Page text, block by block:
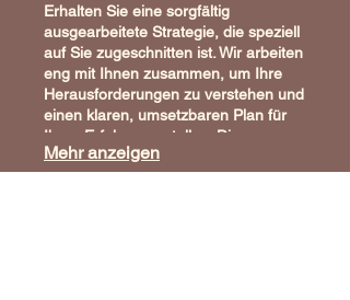
Erhalten Sie eine sorgfältig
ausgearbeitete Strategie, die speziell
auf Sie zugeschnitten ist. Wir arbeiten
eng mit Ihnen zusammen, um Ihre
Herausforderungen zu verstehen und
einen klaren, umsetzbaren Plan für
Ihren Erfolg zu erstellen. Dieser
Service gewährleistet, dass Ihre
individuellen Ziele im Mittelpunkt
Mehr anzeigen